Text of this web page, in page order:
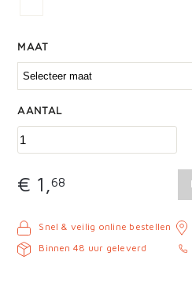
MAAT
AANTAL
€ 1,68
Snel & veilig online bestellen
Binnen 48 uur geleverd